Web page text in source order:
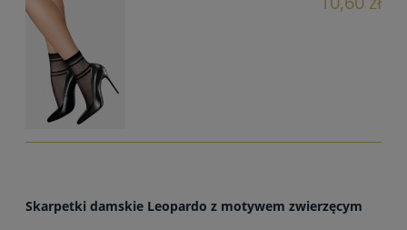
Skarpetki damskie Leopardo z motywem zwierzęcym